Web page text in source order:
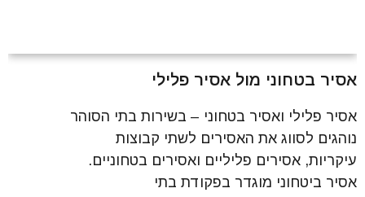
אסיר בטחוני מול אסיר פלילי
אסיר פלילי ואסיר בטחוני – בשירות בתי הסוהר
נוהגים לסווג את האסירים לשתי קבוצות
עיקריות, אסירים פליליים ואסירים בטחוניים.
אסיר ביטחוני מוגדר בפקודת בתי